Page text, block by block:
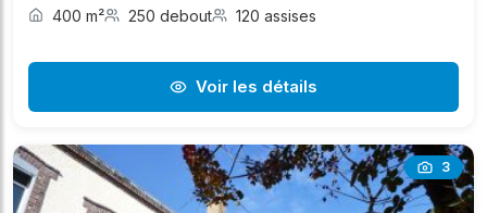
400 m² 250 debout 120 assises
Voir les détails
3